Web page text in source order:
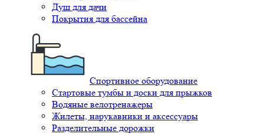
Душ для дачи
Покрытия для бассейна
Спортивное оборудование
Стартовые тумбы и доски для прыжков
Водяные велотренажеры
Жилеты, нарукавники и аксессуары
Разделительные дорожки